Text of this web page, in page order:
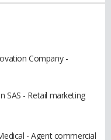
Company -
SAS - Retail marketing
- Agent commercial